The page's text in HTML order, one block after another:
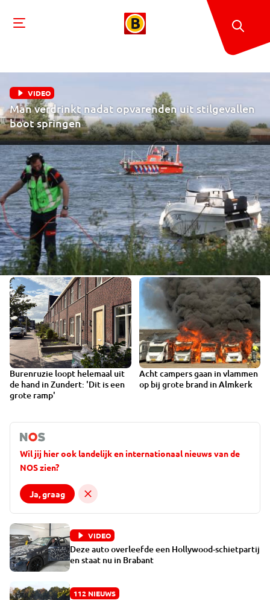
VIDEO
Man verdrinkt nadat opvarenden uit stilgevallen
boot springen
Burenruzie loopt helemaal uit
de hand in Zundert: 'Dit is een
grote ramp'
VIDEO
Acht campers gaan in vlammen
op bij grote brand in Almkerk
VIDEO
Wil jij hier ook landelijk en internationaal nieuws van de
NOS zien?
Ja, graag
VIDEO
Deze auto overleefde een Hollywood-schietpartij
en staat nu in Brabant
112 NIEUWS